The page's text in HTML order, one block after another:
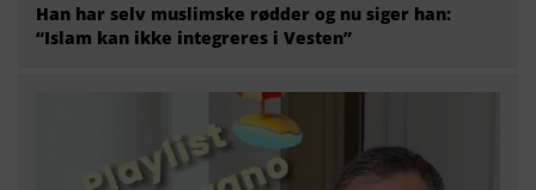
Han har selv muslimske rødder og nu siger han:
“Islam kan ikke integreres i Vesten”